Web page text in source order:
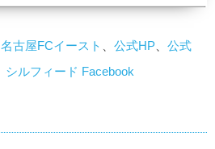
名古屋FCイースト 公式HP
公式
シルフィード Facebook